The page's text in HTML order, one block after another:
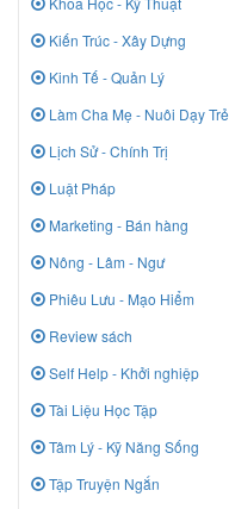
Kiến Trúc - Xây Dựng
Kinh Tế - Quản Lý
Làm Cha Mẹ - Nuôi Dạy Trẻ
Lịch Sử - Chính Trị
Luật Pháp
Marketing - Bán hàng
Nông - Lâm - Ngư
Phiêu Lưu - Mạo Hiểm
Review sách
Self Help - Khởi nghiệp
Tài Liệu Học Tập
Tâm Lý - Kỹ Năng Sống
Tập Truyện Ngắn